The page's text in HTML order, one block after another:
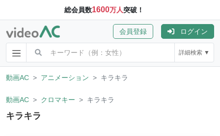
総会員数1600万人突破！
会員登録 ログイン
詳細検索 ▼
動画AC アニメーション キラキラ
動画AC クロマキー キラキラ
キラキラ